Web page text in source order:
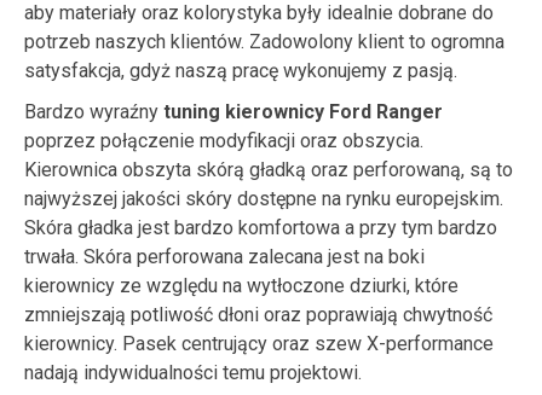
aby materiały oraz kolorystyka były idealnie dobrane do
potrzeb naszych klientów. Zadowolony klient to ogromna
satysfakcja, gdyż naszą pracę wykonujemy z pasją.
Bardzo wyraźny tuning kierownicy Ford Ranger
poprzez połączenie modyfikacji oraz obszycia.
Kierownica obszyta skórą gładką oraz perforowaną, są to
najwyższej jakości skóry dostępne na rynku europejskim.
Skóra gładka jest bardzo komfortowa a przy tym bardzo
trwała. Skóra perforowana zalecana jest na boki
kierownicy ze względu na wytłoczone dziurki, które
zmniejszają potliwość dłoni oraz poprawiają chwytność
kierownicy. Pasek centrujący oraz szew X-performance
nadają indywidualności temu projektowi.